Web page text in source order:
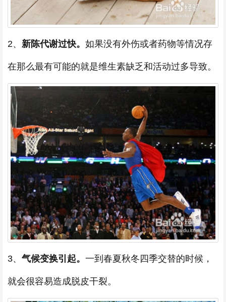
2、 新陈代谢过快。 如果没有外伤或者药物等情况存
在那么最有可能的就是维生素缺乏和活动过多导致。
3、 气候变换引起。 一到春夏秋冬四季交替的时候，
就会很容易造成脱皮干裂。